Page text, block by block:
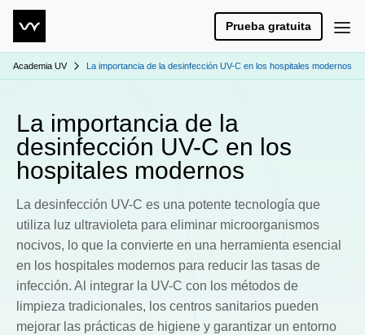
Prueba gratuita
Academia UV La importancia de la desinfección UV-C en los hospitales modernos
La importancia de la
desinfección UV-C en los
hospitales modernos
La desinfección UV-C es una potente tecnología que
utiliza luz ultravioleta para eliminar microorganismos
nocivos, lo que la convierte en una herramienta esencial
en los hospitales modernos para reducir las tasas de
infección. Al integrar la UV-C con los métodos de
limpieza tradicionales, los centros sanitarios pueden
mejorar las prácticas de higiene y garantizar un entorno